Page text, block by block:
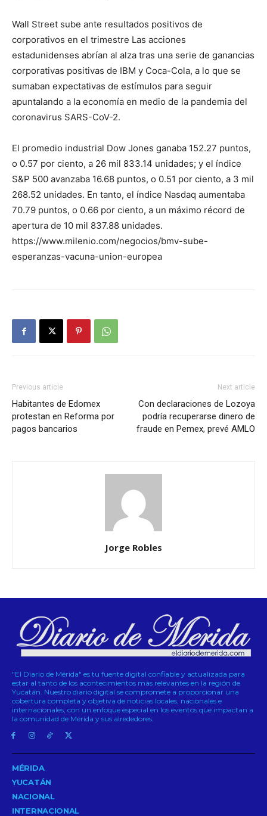
Wall Street sube ante resultados positivos de
corporativos en el trimestre Las acciones
estadunidenses abrían al alza tras una serie de ganancias
corporativas positivas de IBM y Coca-Cola, a lo que se
sumaban expectativas de estímulos para seguir
apuntalando a la economía en medio de la pandemia del
coronavirus SARS-CoV-2.
El promedio industrial Dow Jones ganaba 152.27 puntos,
o 0.57 por ciento, a 26 mil 833.14 unidades; y el índice
S&P 500 avanzaba 16.68 puntos, o 0.51 por ciento, a 3 mil
268.52 unidades. En tanto, el índice Nasdaq aumentaba
70.79 puntos, o 0.66 por ciento, a un máximo récord de
apertura de 10 mil 837.88 unidades.
https://www.milenio.com/negocios/bmv-sube-
esperanzas-vacuna-union-europea
Previous article
Habitantes de Edomex
protestan en Reforma por
pagos bancarios
Next article
Con declaraciones de Lozoya
podría recuperarse dinero de
fraude en Pemex, prevé AMLO
Jorge Robles
"El Diario de Mérida" es tu fuente digital confiable y actualizada para
estar al tanto de los acontecimientos más relevantes en la región de
Yucatán. Nuestro diario digital se compromete a proporcionar una
cobertura completa y objetiva de noticias locales, nacionales e
internacionales, con un enfoque especial en los eventos que impactan a
la comunidad de Mérida y sus alrededores.
MÉRIDA
YUCATÁN
NACIONAL
INTERNACIONAL